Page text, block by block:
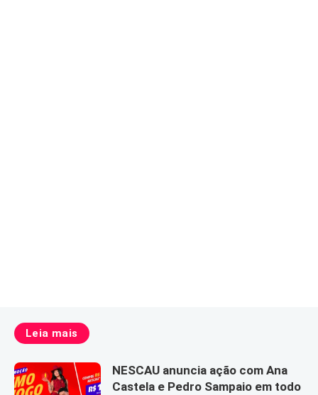
Leia mais
NESCAU anuncia ação com Ana
Castela e Pedro Sampaio em todo